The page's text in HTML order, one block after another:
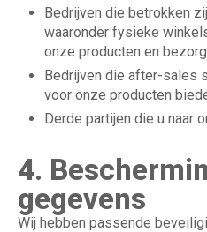
Bedrijven die betrokken
waaronder fysieke
onze producten en
Bedrijven die after-sales
voor onze producten
Derde partijen die u naar
4.
gegevens
Wij hebben passende